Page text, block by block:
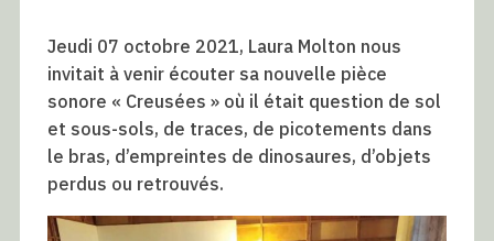
Jeudi 07 octobre 2021, Laura Molton nous
invitait à venir écouter sa nouvelle pièce
sonore « Creusées » où il était question de sol
et sous-sols, de traces, de picotements dans
le bras, d’empreintes de dinosaures, d’objets
perdus ou retrouvés.